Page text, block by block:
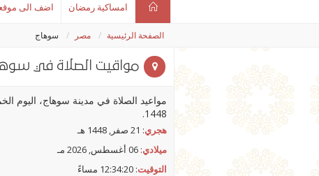
امساكية رمضان اضف الى
الصفحة الرئيسية مصر سوهاج
مواقيت الصلاة في
1448.
هجري: 21 صفر, 1448 هـ
ميلادي: 06 أغسطس, 2026 مـ
التوقيت: 12:34:20 مساءً